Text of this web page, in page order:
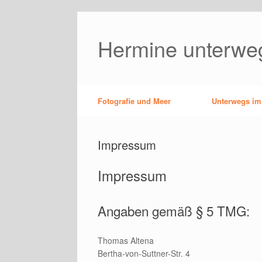
Hermine
Fotografie und Meer Unterwegs
Impressum
Impressum
Angaben gemäß § 5 TMG:
Thomas Altena
Bertha-von-Suttner-Str. 4